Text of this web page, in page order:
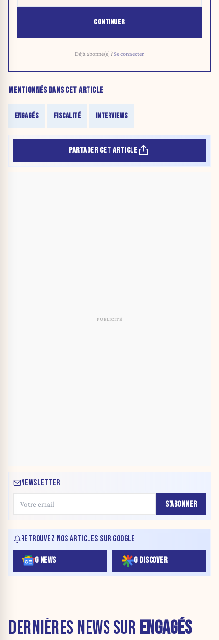
CONTINUER
Déjà abonné(e) ?Se connecter
MENTIONNÉS DANS CET ARTICLE
ENGAGÉS FISCALITÉ INTERVIEWS
PARTAGER CET ARTICLE
NEWSLETTER
S'ABONNER
RETROUVEZ NOS ARTICLES SUR GOOGLE
G NEWS G DISCOVER
DERNIÈRES NEWS SUR ENGAGÉS